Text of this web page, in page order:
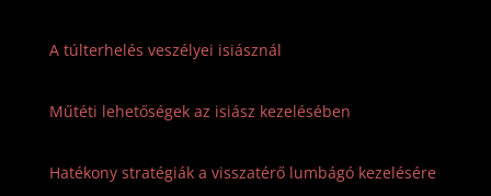
A túlterhelés veszélyei isiásznál
Műtéti lehetőségek az isiász kezelésében
Hatékony stratégiák a visszatérő lumbágó kezelésére